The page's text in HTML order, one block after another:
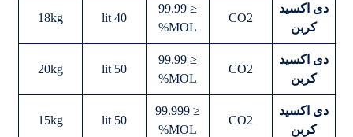
دی اکسید
کربن
CO2
≤ 99.99
MOL%
40 lit
18kg
دی اکسید
کربن
CO2
≤ 99.99
MOL%
50 lit
20kg
دی اکسید
کربن
CO2
≤ 99.999
MOL%
50 lit
15kg